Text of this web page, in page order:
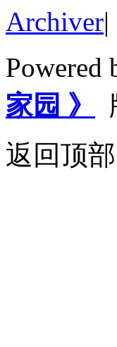
Archiver|
Powered
家园 》
返回顶部